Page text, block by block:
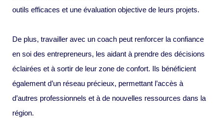
outils efficaces et une évaluation objective de leurs projets.
De plus, travailler avec un coach peut renforcer la confiance
en soi des entrepreneurs, les aidant à prendre des décisions
éclairées et à sortir de leur zone de confort. Ils bénéficient
également d’un réseau précieux, permettant l’accès à
d’autres professionnels et à de nouvelles ressources dans la
région.